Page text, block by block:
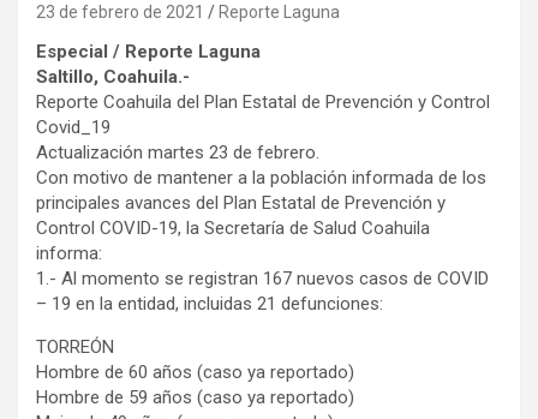
23 de febrero de 2021 Reporte Laguna
Especial / Reporte Laguna
Saltillo, Coahuila.-
Reporte Coahuila del Plan Estatal de Prevención y Control
Covid_19
Actualización martes 23 de febrero.
Con motivo de mantener a la población informada de los
principales avances del Plan Estatal de Prevención y
Control COVID-19, la Secretaría de Salud Coahuila
informa:
1.- Al momento se registran 167 nuevos casos de COVID
– 19 en la entidad, incluidas 21 defunciones:
TORREÓN
Hombre de 60 años (caso ya reportado)
Hombre de 59 años (caso ya reportado)